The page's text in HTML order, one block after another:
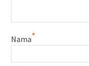
Nama*